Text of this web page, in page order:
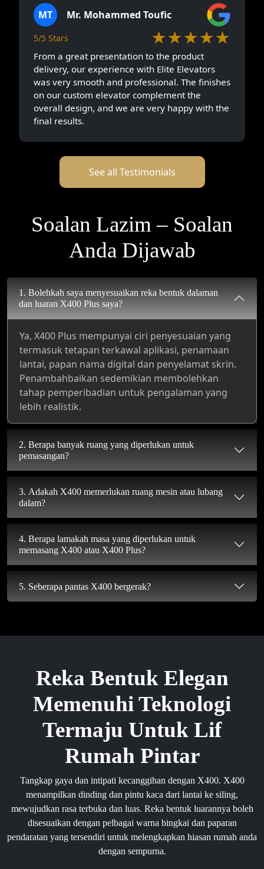
MT Mr. Mohammed Toufic
5/5 Stars ★★★★★
From a great presentation to the product
delivery, our experience with Elite Elevators
was very smooth and professional. The finishes
on our custom elevator complement the
overall design, and we are very happy with the
final results.
See all Testimonials
Soalan Lazim – Soalan
Anda Dijawab
1. Bolehkah saya menyesuaikan reka bentuk dalaman
dan luaran X400 Plus saya?
Ya, X400 Plus mempunyai ciri penyesuaian yang
termasuk tetapan terkawal aplikasi, penamaan
lantai, papan nama digital dan penyelamat skrin.
Penambahbaikan sedemikian membolehkan
tahap pemperibadian untuk pengalaman yang
lebih realistik.
2. Berapa banyak ruang yang diperlukan untuk
pemasangan?
3. Adakah X400 memerlukan ruang mesin atau lubang
dalam?
4. Berapa lamakah masa yang diperlukan untuk
memasang X400 atau X400 Plus?
5. Seberapa pantas X400 bergerak?
Reka Bentuk Elegan
Memenuhi Teknologi
Termaju Untuk Lif
Rumah Pintar
Tangkap gaya dan intipati kecanggihan dengan X400. X400
menampilkan dinding dan pintu kaca dari lantai ke siling,
mewujudkan rasa terbuka dan luas. Reka bentuk luarannya boleh
disesuaikan dengan pelbagai warna bingkai dan paparan
pendaratan yang tersendiri untuk melengkapkan hiasan rumah anda
dengan sempurna.